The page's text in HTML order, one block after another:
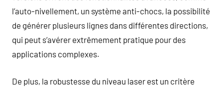
l’auto-nivellement, un système anti-chocs, la possibilité
de générer plusieurs lignes dans différentes directions,
qui peut s’avérer extrêmement pratique pour des
applications complexes.
De plus, la robustesse du niveau laser est un critère